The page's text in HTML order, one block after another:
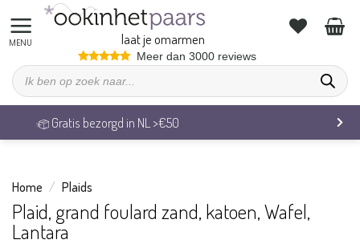
naar
inhoud
laat je omarmen
Meer dan 3000 reviews
Producten
zoeken
Veilig betalen & 14 dagen retourrecht
Home / Plaids
Plaid, grand foulard zand, katoen, Wafel,
Lantara